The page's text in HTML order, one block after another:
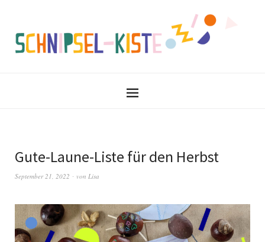
Gute-Laune-Liste für den Herbst
September 21, 2022 von Lisa